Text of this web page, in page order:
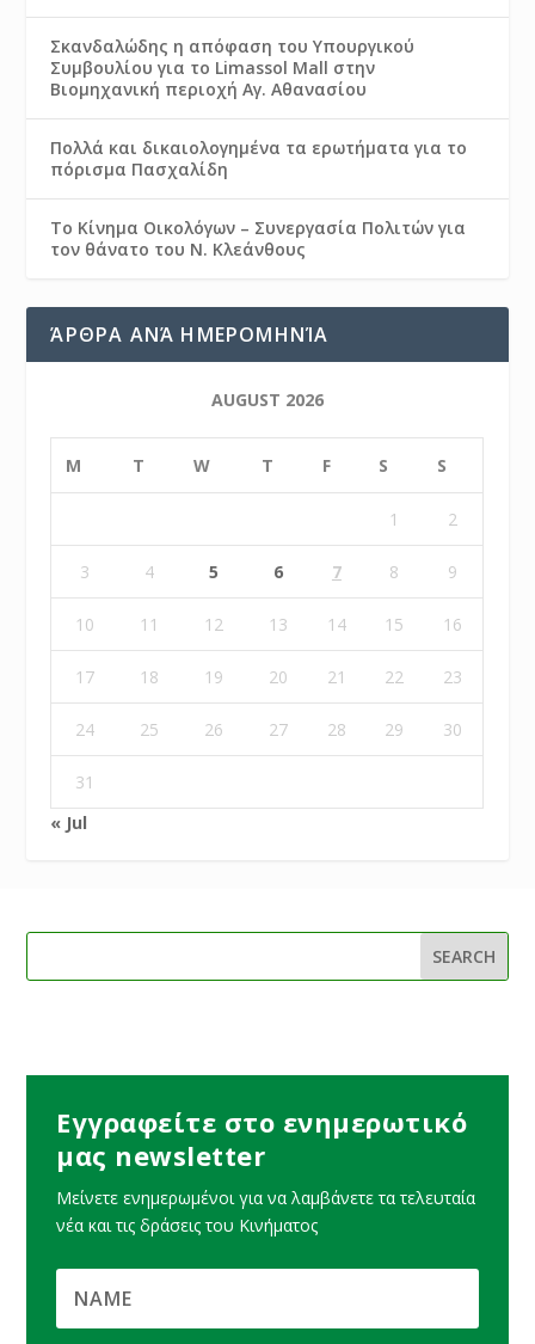
Σκανδαλώδης η απόφαση του Υπουργικού
Συμβουλίου για το Limassol Mall στην
Βιομηχανική περιοχή Αγ. Αθανασίου
Πολλά και δικαιολογημένα τα ερωτήματα για το
πόρισμα Πασχαλίδη
Το Κίνημα Οικολόγων – Συνεργασία Πολιτών για
τον θάνατο του Ν. Κλεάνθους
ΆΡΘΡΑ ΑΝΆ ΗΜΕΡΟΜΗΝΊΑ
AUGUST 2026
M T W T F S S
1 2
3 4 5 6 7 8 9
10 11 12 13 14 15 16
17 18 19 20 21 22 23
24 25 26 27 28 29 30
31
« Jul
Εγγραφείτε στο ενημερωτικό
μας newsletter
Μείνετε ενημερωμένοι για να λαμβάνετε τα τελευταία
νέα και τις δράσεις του Κινήματος